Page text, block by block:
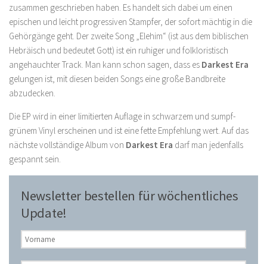
zusammen geschrieben haben. Es handelt sich dabei um einen
epischen und leicht progressiven Stampfer, der sofort mächtig in die
Gehörgänge geht. Der zweite Song „Elehim“ (ist aus dem biblischen
Hebräisch und bedeutet Gott) ist ein ruhiger und folkloristisch
angehauchter Track. Man kann schon sagen, dass es Darkest Era
gelungen ist, mit diesen beiden Songs eine große Bandbreite
abzudecken.
Die EP wird in einer limitierten Auflage in schwarzem und sumpf-
grünem Vinyl erscheinen und ist eine fette Empfehlung wert. Auf das
nächste vollständige Album von Darkest Era darf man jedenfalls
gespannt sein.
Newsletter bestellen für wöchentliches
Update!